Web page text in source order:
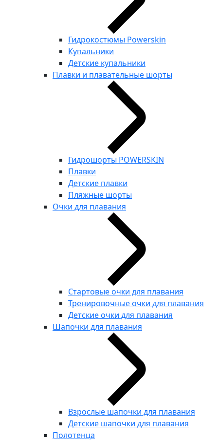
Гидрокостюмы Powerskin
Купальники
Детские купальники
Плавки и плавательные шорты
Гидрошорты POWERSKIN
Плавки
Детские плавки
Пляжные шорты
Очки для плавания
Стартовые очки для плавания
Тренировочные очки для плавания
Детские очки для плавания
Шапочки для плавания
Взрослые шапочки для плавания
Детские шапочки для плавания
Полотенца